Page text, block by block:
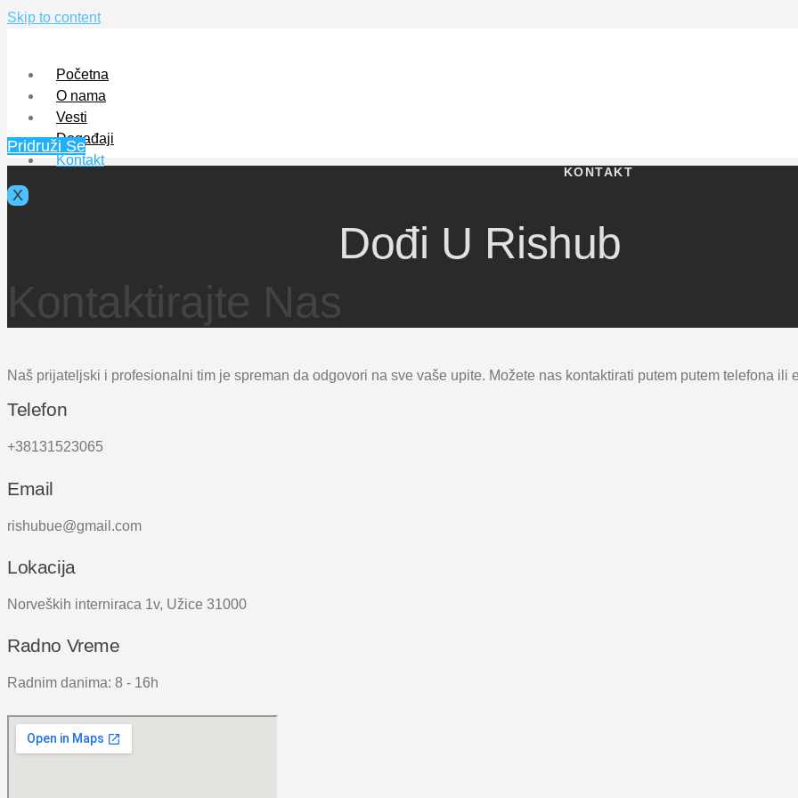
Skip to content
Početna
O nama
Vesti
Događaji
Kontakt
X
Pridruži Se
KONTAKT
Dođi U Rishub
Kontaktirajte Nas
Naš prijateljski i profesionalni tim je spreman da odgovori na sve vaše upite. Možete nas kontaktirati putem putem telefona ili
Telefon
+38131523065
Email
rishubue@gmail.com
Lokacija
Norveških interniraca 1v, Užice 31000
Radno Vreme
Radnim danima: 8 - 16h